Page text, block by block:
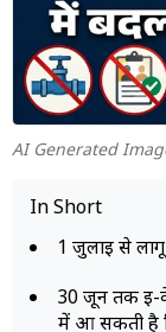
AI Generated
In Short
1 जुलाई से
30 जून तक ई-
में आ सकती है